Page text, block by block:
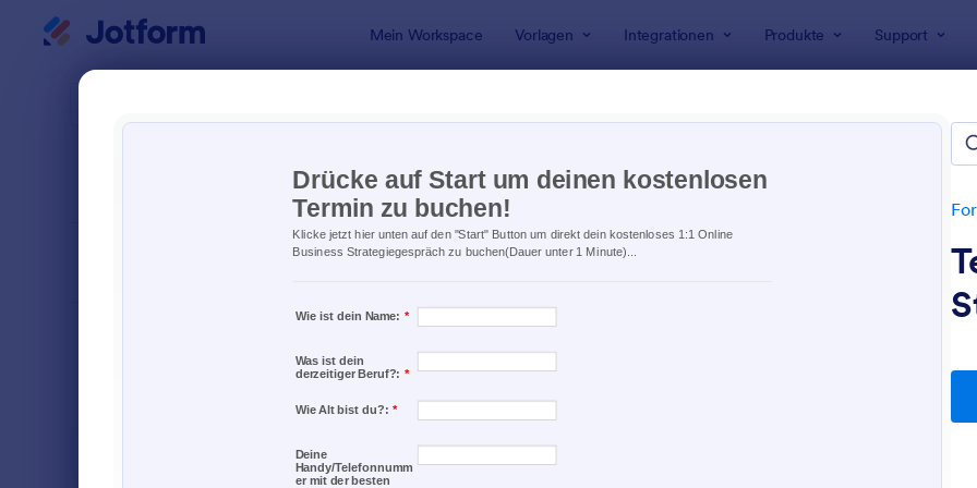
Mein Workspace Vorlagen Integrationen Produkte Support
Anmeldeformulare
Jotform bietet 675 Anmeldeformulare
Vorschau :
Beliebt
Klassisch
718
675